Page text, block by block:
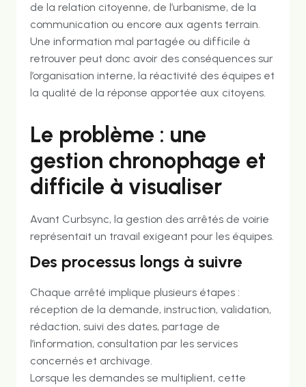
de la relation citoyenne, de l’urbanisme, de la
communication ou encore aux agents terrain.
Une information mal partagée ou difficile à
retrouver peut donc avoir des conséquences sur
l’organisation interne, la réactivité des équipes et
la qualité de la réponse apportée aux citoyens.
Le problème : une
gestion chronophage et
difficile à visualiser
Avant Curbsync, la gestion des arrêtés de voirie
représentait un travail exigeant pour les équipes.
Des processus longs à suivre
Chaque arrêté implique plusieurs étapes :
réception de la demande, instruction, validation,
rédaction, suivi des dates, partage de
l’information, consultation par les services
concernés et archivage.
Lorsque les demandes se multiplient, cette